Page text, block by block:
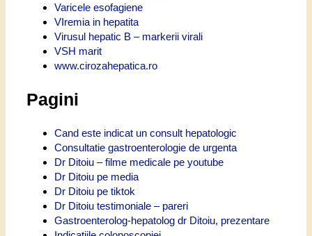
Varicele esofagiene
VIremia in hepatita
Virusul hepatic B – markerii virali
VSH marit
www.cirozahepatica.ro
Pagini
Cand este indicat un consult hepatologic
Consultatie gastroenterologie de urgenta
Dr Ditoiu – filme medicale pe youtube
Dr Ditoiu pe media
Dr Ditoiu pe tiktok
Dr Ditoiu testimoniale – pareri
Gastroenterolog-hepatolog dr Ditoiu, prezentare